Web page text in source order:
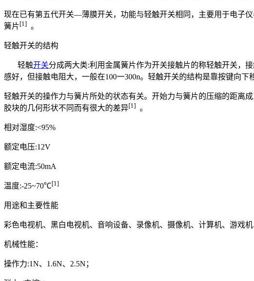
现在已有第五代开关—薄膜开关，功能与轻触开关相同，主要用于电子
簧片[1] 。
轻触开关的结构
轻触开关分成两大类:利用金属簧片作为开关接触片的称轻触开关，
感好，但接触电阻大，一般在100一300n。轻触开关的结构是靠按键向
轻触开关的操作力与簧片所处的状态有关。开始力与簧片的压缩的距离
胶块的几何形状不同而有很大的差异[1] 。
相对湿度:<95%
额定电压:12V
额定电流:50mA
温度:-25~70℃[1]
用途和主要性能
彩色电视机、黑白电视机、音响设备、录像机、摄像机、计算机、游戏
机械性能：
操作力:1N、1.6N、2.5N；